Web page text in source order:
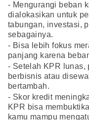
- Mengurangi beban
dialokasikan untuk
tabungan, investasi,
sebagainya.
- Bisa lebih fokus
panjang karena
- Setelah KPR lunas,
berbisnis atau
bertambah.
- Skor kredit
KPR bisa
kamu mampu